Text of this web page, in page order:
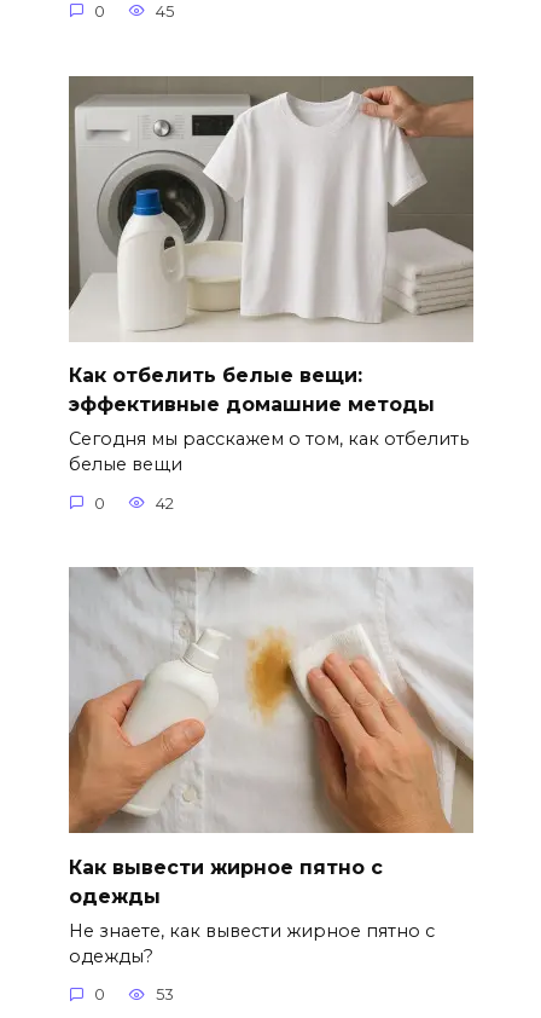
0 45
Как отбелить белые вещи:
эффективные домашние методы
Сегодня мы расскажем о том, как отбелить
белые вещи
0 42
Как вывести жирное пятно с
одежды
Не знаете, как вывести жирное пятно с
одежды?
0 53